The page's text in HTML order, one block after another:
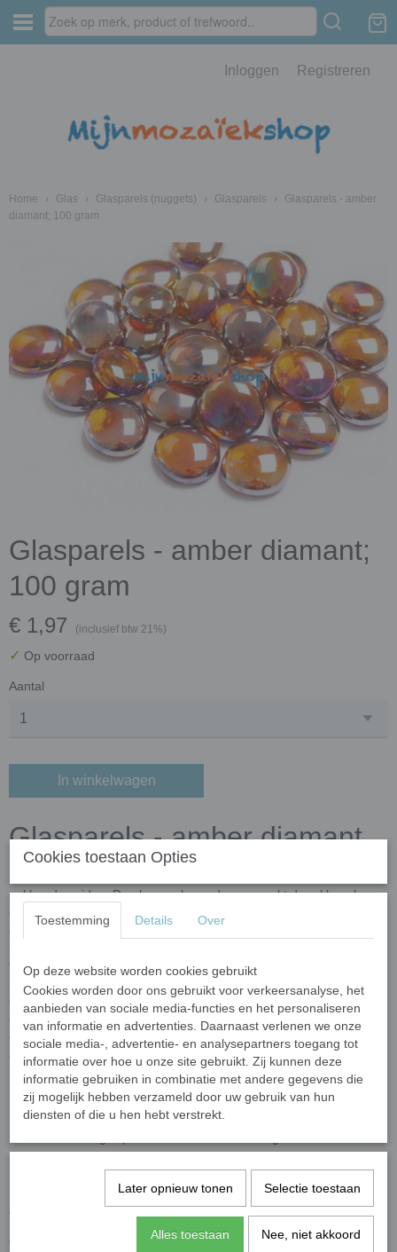
Inloggen Registreren
Home › Glas › Glasparels (nuggets) › Glasparels ›
Glasparels - amber
diamant; 100 gram
Glasparels - amber diamant;
100 gram
€ 1,97 (inclusief btw 21%)
✓ Op voorraad
Aantal
In winkelwagen
Glasparels - amber diamant
gekleurde oxiden. De glasparels worden gemaakt door klomples
gesmoten glas (nuggets) op een transportband te laten vallen die
door een oven wordt geleid. In de oven krijgen de glasparels hun
vorm en afmeting van de glasparels variëren. Ze hebben een
semi-ronde vorm
met een bolle bovenkant en een platte
onderkant. Elke steen heeft een dikte van ongeveer 6 mm
diameter van 16-20 mm
. Door het productieproces kunnen vorm
en grootte variëren per batch, wat zorgt voor een uniek,
ambachtelijk karakter.
Glasparels hebben wij in 3 grootte categorieën:
Mini glasparels variërend tussen ongeveer 10 en 13 mm;
XL-glasparels variërend tussen ongeveer 30 en 36 mm.
Toepassingen
Onze glasstenen zijn ideaal voor mozaïekwerk, maar ook perfect
Cookies toestaan Opties
Toestemming Details Over
Op deze website worden cookies gebruikt
Cookies worden door ons gebruikt voor verkeersanalyse, het
aanbieden van sociale media-functies en het personaliseren
van informatie en advertenties. Daarnaast verlenen we onze
sociale media-, advertentie- en analysepartners toegang tot
informatie over hoe u onze site gebruikt. Zij kunnen deze
informatie gebruiken in combinatie met andere gegevens die
zij mogelijk hebben verzameld door uw gebruik van hun
diensten of die u hen hebt verstrekt.
Later opnieuw tonen Selectie toestaan
Alles toestaan Nee, niet akkoord